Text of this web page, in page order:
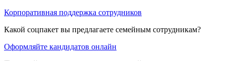
Корпоративная поддержка сотрудников
Какой соцпакет вы предлагаете семейным сотрудникам?
Оформляйте кандидатов онлайн